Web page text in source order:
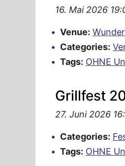
16. Mai 2026
Venue:
Categories:
Tags: OHNE
Grillfest
27. Juni 2026
Categories:
Tags: OHNE